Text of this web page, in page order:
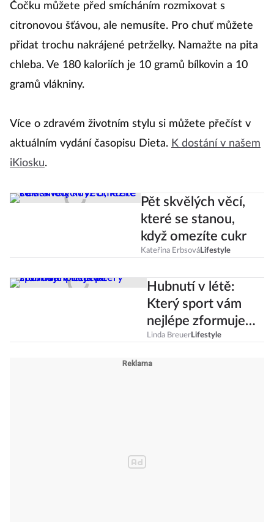
Čočku můžete před smícháním rozmixovat s
citronovou šťávou, ale nemusíte. Pro chuť můžete
přidat trochu nakrájené petrželky. Namažte na pita
chleba. Ve 180 kaloriích je 10 gramů bílkovin a 10
gramů vlákniny.
Více o zdravém životním stylu si můžete přečíst v
aktuálním vydání časopisu Dieta. K dostání v našem
iKiosku.
Pět skvělých věcí,
které se stanou,
když omezíte cukr
Kateřina ErbsováLifestyle
Hubnutí v létě:
Který sport vám
nejlépe zformuje
postavu?
Linda BreuerLifestyle